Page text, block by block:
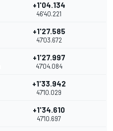
+1'04.134
46'40.221
+1'27.585
47'03.672
+1'27.997
47'04.084
+1'33.942
47'10.029
+1'34.610
47'10.697